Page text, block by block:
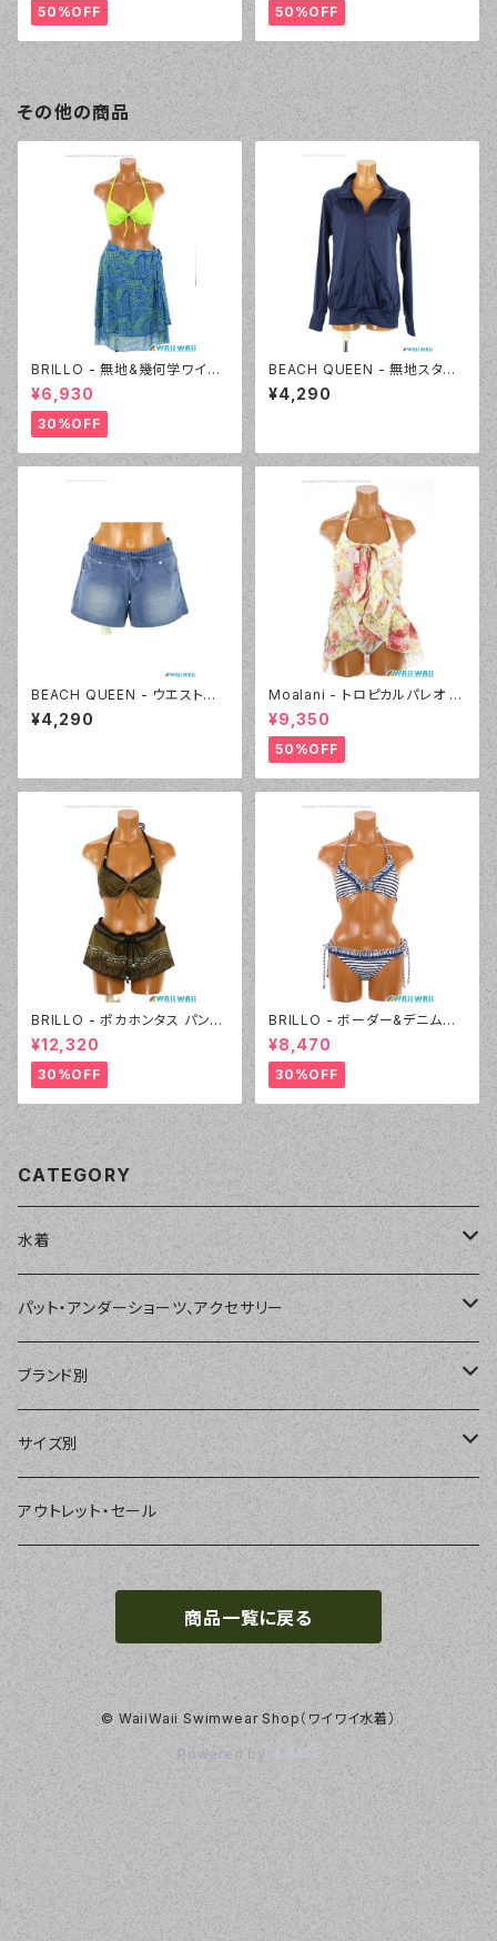
50%OFF 50%OFF
その他の商品
BRILLO - 無地&幾何学ワイヤ
ー 3Wayパレオセット（3314 -
60:グリーン）
¥6,930
30%OFF
BEACH QUEEN - 無地スタン
ドカラ― UVトップス（333420
-82:ネイビー）
¥4,290
BEACH QUEEN - ウエストシャ
ーリングカットデニム（333360
- 80:ブルー）
¥4,290
Moalani - トロピカルパレオ 3
点セット（3608 - 01:ホワイト）
¥9,350
50%OFF
BRILLO - ポカホンタス パンツ
¥12,320
30%OFF
BRILLO - ボーダー&デニムビ
¥8,470
30%OFF
CATEGORY
水着
単品
ショートパンツ、ボードショーツ
パーカー、ラッシュパーカー
ラッシュガード、ジャケット
ワンピース・モノキニ
ナチュラルタンキニ
ナチュラルタンキニ
2点セット
4点セット
3点セット
パット・アンダーショーツ、アクセサリー
パット
アンダーショーツ
アクセサリー
ブランド別
BEACH QUEEN
MILSQUR
Sweet Flavor
LIP SERVICE
EMODA
Pinky&Dianne
NATURAL BEAUTY
roial
サイズ別
フリー
7号
S9号
M11号
L
13号
LL15号
アウトレット・セール
商品一覧に戻る
© WaiiWaii Swimwear Shop（ワイワイ水着）
Powered by